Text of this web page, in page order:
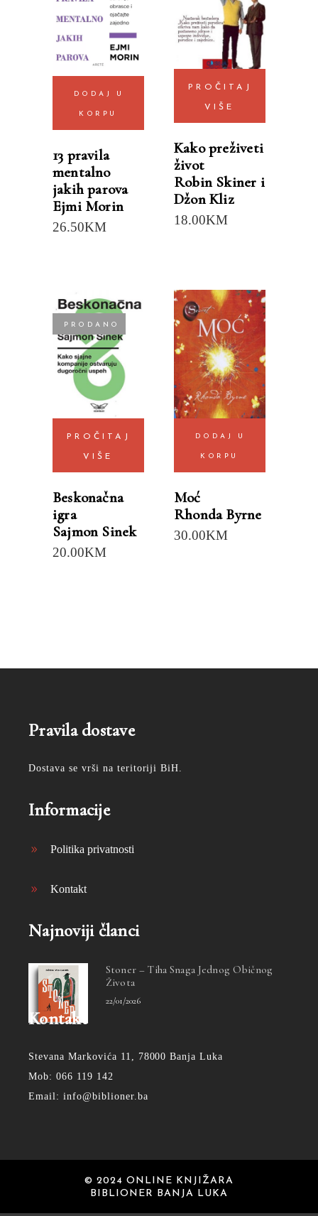
DODAJ U
KORPU
13 pravila
mentalno
jakih parova
Ejmi Morin
26.50KM
PROČITAJ
VIŠE
Kako preživeti
život
Robin Skiner i
Džon Kliz
18.00KM
PRODANO
PROČITAJ
VIŠE
Beskonačna
igra
Sajmon Sinek
20.00KM
DODAJ U
KORPU
Moć
Rhonda Byrne
30.00KM
Pravila dostave
Dostava se vrši na teritoriji BiH.
Informacije
Politika privatnosti
Kontakt
Najnoviji članci
Stoner – Tiha Snaga Jednog Običnog
Života
22/01/2026
Kontakt
Stevana Markovića 11, 78000 Banja Luka
Mob: 066 119 142
Email: info@biblioner.ba
© 2024 ONLINE KNJIŽARA
BIBLIONER BANJA LUKA